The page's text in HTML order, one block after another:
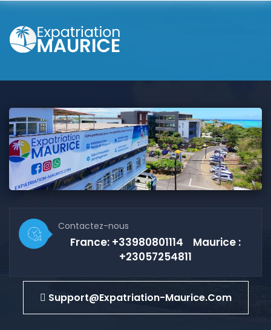
Contactez-nous
France: +33980801114 Maurice :
+23057254811
Support@expatriation-Maurice.com